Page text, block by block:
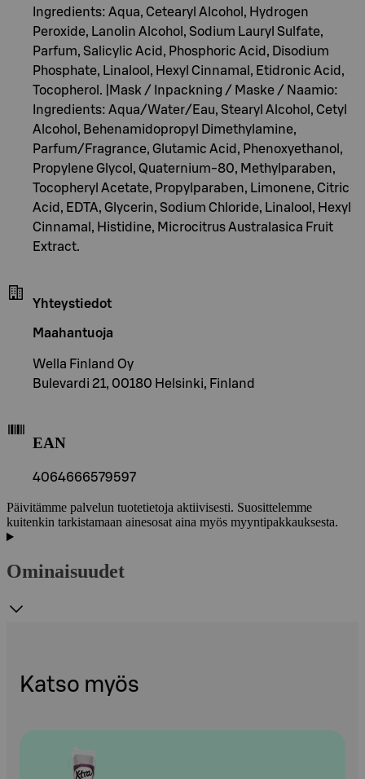
Ingredients: Aqua, Cetearyl Alcohol, Hydrogen
Peroxide, Lanolin Alcohol, Sodium Lauryl Sulfate,
Parfum, Salicylic Acid, Phosphoric Acid, Disodium
Phosphate, Linalool, Hexyl Cinnamal, Etidronic Acid,
Tocopherol. |Mask / Inpackning / Maske / Naamio:
Ingredients: Aqua/Water/Eau, Stearyl Alcohol, Cetyl
Alcohol, Behenamidopropyl Dimethylamine,
Parfum/Fragrance, Glutamic Acid, Phenoxyethanol,
Propylene Glycol, Quaternium-80, Methylparaben,
Tocopheryl Acetate, Propylparaben, Limonene, Citric
Acid, EDTA, Glycerin, Sodium Chloride, Linalool, Hexyl
Cinnamal, Histidine, Microcitrus Australasica Fruit
Extract.
Yhteystiedot
Maahantuoja
Wella Finland Oy
Bulevardi 21, 00180 Helsinki, Finland
EAN
4064666579597
Päivitämme palvelun tuotetietoja aktiivisesti. Suosittelemme
kuitenkin tarkistamaan ainesosat aina myös myyntipakkauksesta.
Ominaisuudet
Katso myös